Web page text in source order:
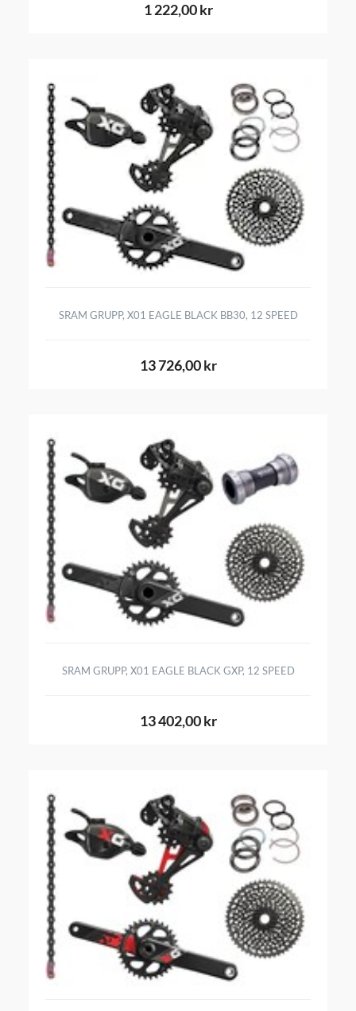
1 222,00 kr
SRAM GRUPP, X01 EAGLE BLACK BB30, 12 SPEED
13 726,00 kr
SRAM GRUPP, X01 EAGLE BLACK GXP, 12 SPEED
13 402,00 kr